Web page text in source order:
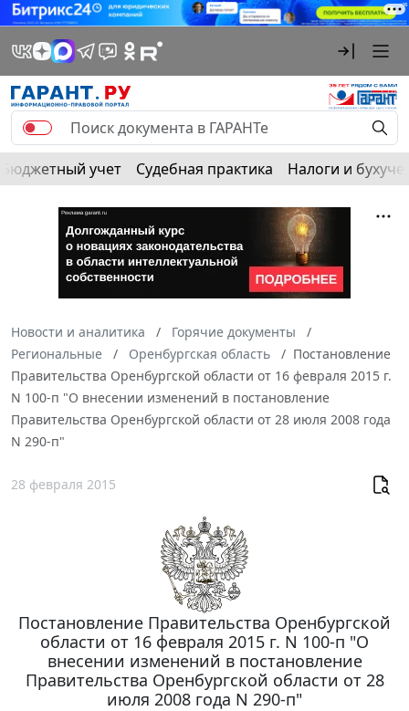
Бюджетный учет Судебная практика Налоги и
Новости и аналитика
Горячие документы
Региональные
Оренбургская область
Постановление
Правительства Оренбургской области от 16 февраля 2015 г.
N 100-п "О внесении изменений в постановление
Правительства Оренбургской области от 28 июля 2008 года
N 290-п"
28 февраля 2015
Постановление Правительства Оренбургской
области от 16 февраля 2015 г. N 100-п "О
внесении изменений в постановление
Правительства Оренбургской области от 28
июля 2008 года N 290-п"